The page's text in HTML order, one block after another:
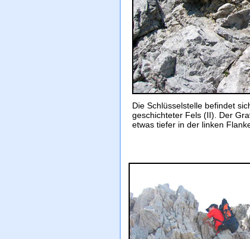
Die Schlüsselstelle befindet
geschichteter Fels (II). Der
etwas tiefer in der linken